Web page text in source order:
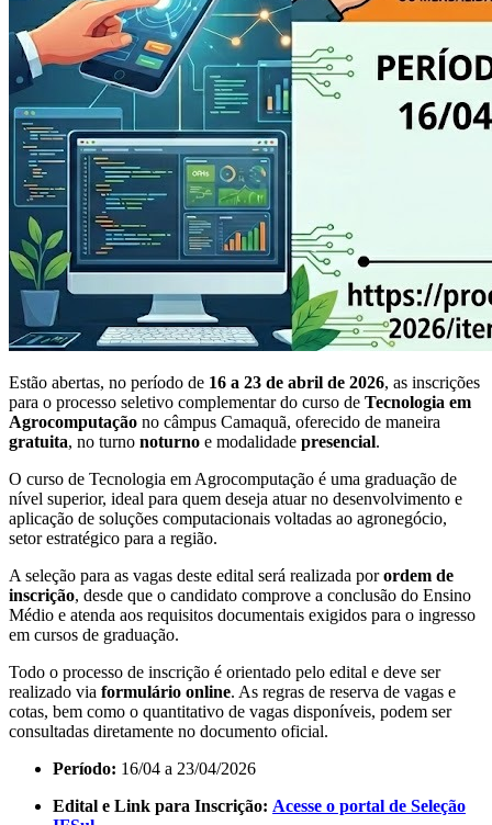
Estão abertas, no período de 16 a 23 de abril de 2026, as inscrições
para o processo seletivo complementar do curso de Tecnologia em
Agrocomputação no câmpus Camaquã, oferecido de maneira
gratuita, no turno noturno e modalidade presencial.
O curso de Tecnologia em Agrocomputação é uma graduação de
nível superior, ideal para quem deseja atuar no desenvolvimento e
aplicação de soluções computacionais voltadas ao agronegócio,
setor estratégico para a região.
A seleção para as vagas deste edital será realizada porordem de
inscrição, desde que o candidato comprove a conclusão do Ensino
Médio e atenda aos requisitos documentais exigidos para o ingresso
em cursos de graduação.
Todo o processo de inscrição é orientado pelo edital e deve ser
realizado via formulário online. As regras de reserva de vagas e
cotas, bem como o quantitativo de vagas disponíveis, podem ser
consultadas diretamente no documento oficial.
Período: 16/04 a 23/04/2026
Edital e Link para Inscrição: Acesse o portal de Seleção